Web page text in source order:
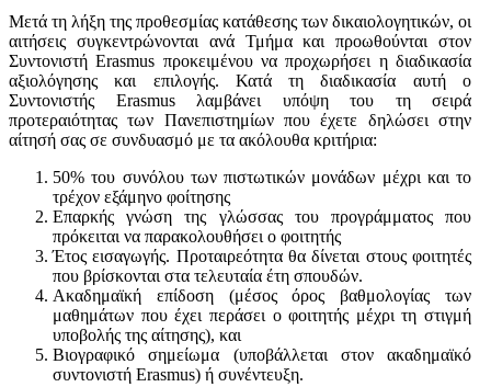
Μετά τη λήξη της προθεσμίας κατάθεσης των δικαιολογητικών, οι
αιτήσεις συγκεντρώνονται ανά Τμήμα και προωθούνται στον
Συντονιστή Erasmus προκειμένου να προχωρήσει η διαδικασία
αξιολόγησης και επιλογής. Κατά τη διαδικασία αυτή ο
Συντονιστής Erasmus λαμβάνει υπόψη του τη σειρά
προτεραιότητας των Πανεπιστημίων που έχετε δηλώσει στην
αίτησή σας σε συνδυασμό με τα ακόλουθα κριτήρια:
50% του συνόλου των πιστωτικών μονάδων μέχρι και το
τρέχον εξάμηνο φοίτησης
Επαρκής γνώση της γλώσσας του προγράμματος που
πρόκειται να παρακολουθήσει ο φοιτητής
Έτος εισαγωγής. Προταιρεότητα θα δίνεται στους φοιτητές
που βρίσκονται στα τελευταία έτη σπουδών.
Ακαδημαϊκή επίδοση (μέσος όρος βαθμολογίας των
μαθημάτων που έχει περάσει ο φοιτητής μέχρι τη στιγμή
υποβολής της αίτησης), και
Βιογραφικό σημείωμα (υποβάλλεται στον ακαδημαϊκό
συντονιστή Erasmus) ή συνέντευξη.